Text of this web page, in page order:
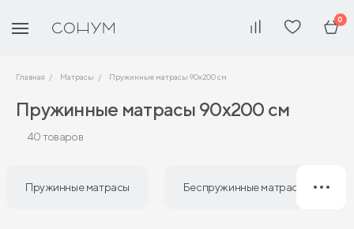
0
Главная Матрасы Пружинные матрасы 90х200 см
Пружинные матрасы 90х200 см
40 товаров
Пружинные матрасы Беспружинные матрасы